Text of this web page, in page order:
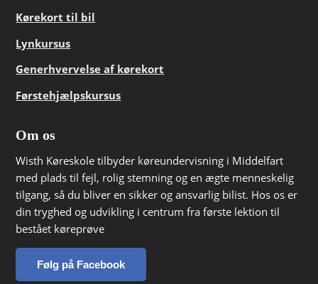
Kørekort til bil
Lynkursus
Generhvervelse af kørekort
Førstehjælpskursus
Om os
Wisth Køreskole tilbyder køreundervisning i Middelfart
med plads til fejl, rolig stemning og en ægte menneskelig
tilgang, så du bliver en sikker og ansvarlig bilist. Hos os er
din tryghed og udvikling i centrum fra første lektion til
bestået køreprøve
Følg på Facebook